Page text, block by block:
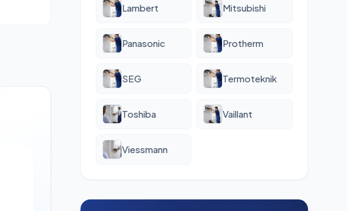
Lambert Mitsubishi
Panasonic Protherm
SEG Termoteknik
Toshiba Vaillant
Viessmann